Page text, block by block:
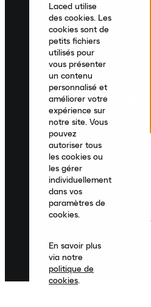
France|Français
Laced utilise
des cookies. Les
cookies sont de
petits fichiers
utilisés pour
vous présenter
un contenu
personnalisé et
améliorer votre
expérience sur
notre site. Vous
pouvez
autoriser tous
les cookies ou
les gérer
individuellement
dans vos
paramètres de
cookies.
En savoir plus
via notre
politique de
cookies.